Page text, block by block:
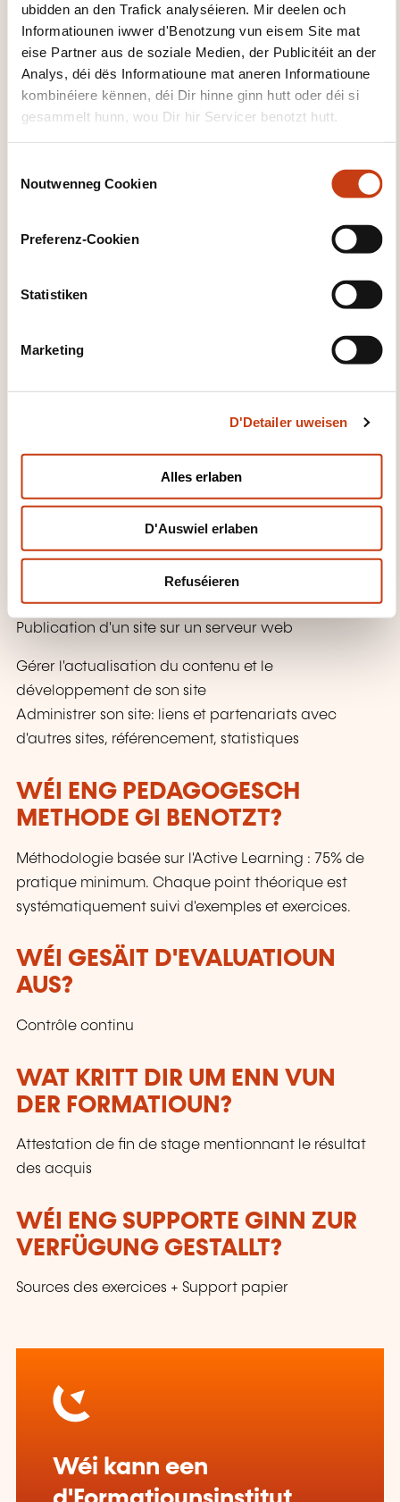
ubidden an den Trafick analyséieren. Mir deelen och
Informatiounen iwwer d'Benotzung vun eisem Site mat
eise Partner aus de soziale Medien, der Publicitéit an der
Analys, déi dës Informatioune mat aneren Informatioune
kombinéiere kënnen, déi Dir hinne ginn hutt oder déi si
gesammelt hunn, wou Dir hir Servicer benotzt hutt.
Noutwenneg Cookien
Preferenz-Cookien
Statistiken
Marketing
D'Detailer uweisen
Alles erlaben
D'Auswiel erlaben
Refuséieren
Lier dynamiquement le formulaire à une base de
données
Atelier: créer un exemple de formulaire et gérer des
données externes
Optimiser le référencement
Définir le "head": titre des pages, mots clés
Effectuer des tests de validation technique
Valider la navigation
Valider l'ergonomie
Publication d'un site sur un serveur web
Gérer l'actualisation du contenu et le
développement de son site
Administrer son site: liens et partenariats avec
d'autres sites, référencement, statistiques
WÉI ENG PEDAGOGESCH
METHODE GI BENOTZT?
Méthodologie basée sur l'Active Learning : 75% de
pratique minimum. Chaque point théorique est
systématiquement suivi d'exemples et exercices.
WÉI GESÄIT D'EVALUATIOUN
AUS?
Contrôle continu
WAT KRITT DIR UM ENN VUN
DER FORMATIOUN?
Attestation de fin de stage mentionnant le résultat
des acquis
WÉI ENG SUPPORTE GINN ZUR
VERFÜGUNG GESTALLT?
Sources des exercices + Support papier
Wéi kann een